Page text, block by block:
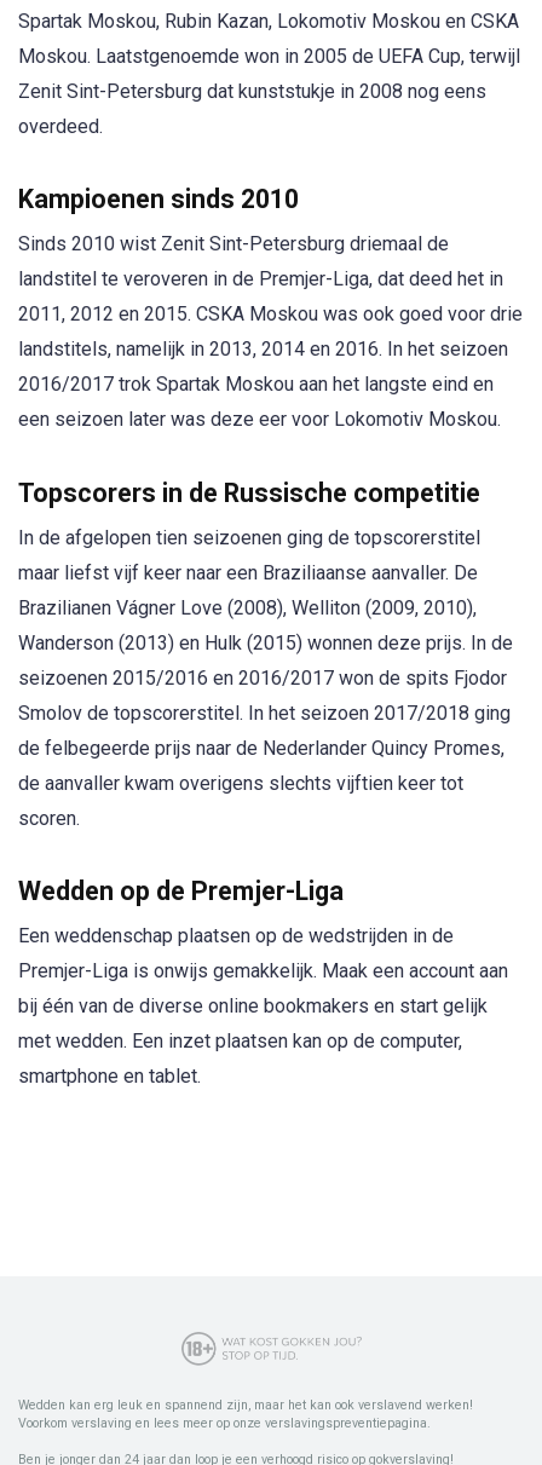
Spartak Moskou, Rubin Kazan, Lokomotiv Moskou en CSKA
Moskou. Laatstgenoemde won in 2005 de UEFA Cup, terwijl
Zenit Sint-Petersburg dat kunststukje in 2008 nog eens
overdeed.
Kampioenen sinds 2010
Sinds 2010 wist Zenit Sint-Petersburg driemaal de
landstitel te veroveren in de Premjer-Liga, dat deed het in
2011, 2012 en 2015. CSKA Moskou was ook goed voor drie
landstitels, namelijk in 2013, 2014 en 2016. In het seizoen
2016/2017 trok Spartak Moskou aan het langste eind en
een seizoen later was deze eer voor Lokomotiv Moskou.
Topscorers in de Russische competitie
In de afgelopen tien seizoenen ging de topscorerstitel
maar liefst vijf keer naar een Braziliaanse aanvaller. De
Brazilianen Vágner Love (2008), Welliton (2009, 2010),
Wanderson (2013) en Hulk (2015) wonnen deze prijs. In de
seizoenen 2015/2016 en 2016/2017 won de spits Fjodor
Smolov de topscorerstitel. In het seizoen 2017/2018 ging
de felbegeerde prijs naar de Nederlander Quincy Promes,
de aanvaller kwam overigens slechts vijftien keer tot
scoren.
Wedden op de Premjer-Liga
Een weddenschap plaatsen op de wedstrijden in de
Premjer-Liga is onwijs gemakkelijk. Maak een account aan
bij één van de diverse online bookmakers en start gelijk
met wedden. Een inzet plaatsen kan op de computer,
smartphone en tablet.
Wedden kan erg leuk en spannend zijn, maar het kan ook verslavend werken!
Voorkom verslaving en lees meer op onze verslavingspreventiepagina.
Ben je jonger dan 24 jaar dan loop je een verhoogd risico op gokverslaving!